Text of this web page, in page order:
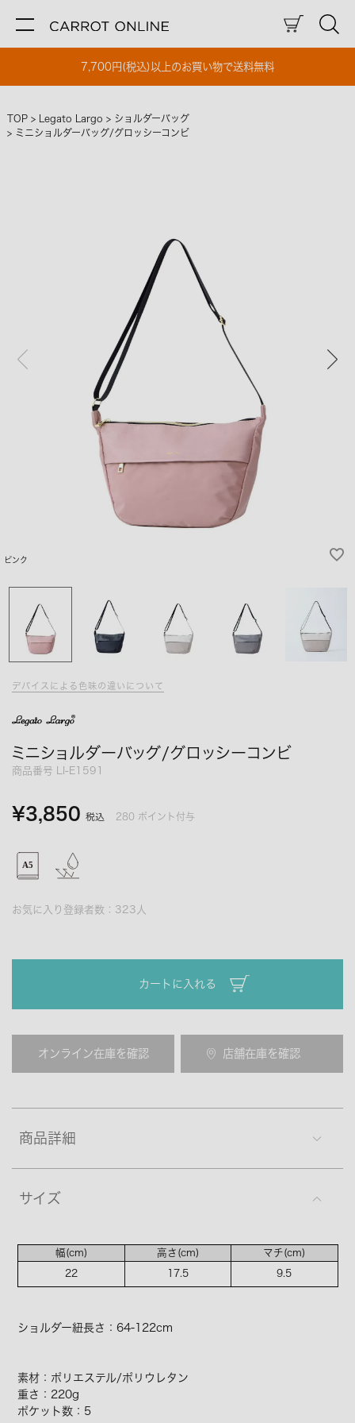
7,700円(税込)以上のお買い物で送料無料
TOP Legato Largo
ショルダーバッグ
ミニショルダーバッグ/グロッシーコンビ
ピンク
デバイスによる色味の違いについて
ミニショルダーバッグ/グロッシーコンビ
商品番号 LI-E1591
¥3,850 税込 280 ポイント付与
お気に入り登録者数： 323 人
カートに入れる
オンライン在庫を確認 店舗在庫を確認
商品詳細
サイズ
幅(cm)
22
高さ(cm)
17.5
マチ(cm)
9.5
ショルダー紐長さ：64-122cm
素材：ポリエステル/ポリウレタン
重さ：220g
ポケット数：5